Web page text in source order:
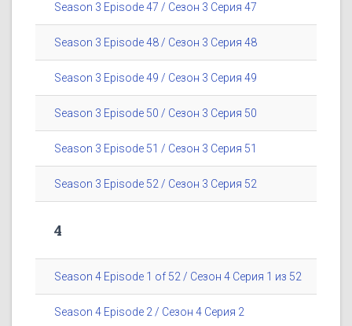
Season 3 Episode 47 / Сезон 3 Серия 47
Season 3 Episode 48 / Сезон 3 Серия 48
Season 3 Episode 49 / Сезон 3 Серия 49
Season 3 Episode 50 / Сезон 3 Серия 50
Season 3 Episode 51 / Сезон 3 Серия 51
Season 3 Episode 52 / Сезон 3 Серия 52
4
Season 4 Episode 1 of 52 / Сезон 4 Серия 1 из 52
Season 4 Episode 2 / Сезон 4 Серия 2